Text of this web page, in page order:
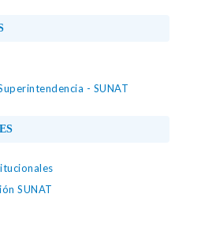
- SUNAT
SUNAT